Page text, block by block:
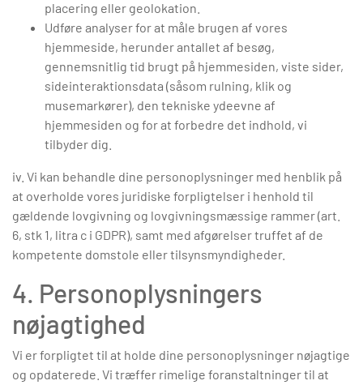
placering eller geolokation.
Udføre analyser for at måle brugen af vores
hjemmeside, herunder antallet af besøg,
gennemsnitlig tid brugt på hjemmesiden, viste sider,
sideinteraktionsdata (såsom rulning, klik og
musemarkører), den tekniske ydeevne af
hjemmesiden og for at forbedre det indhold, vi
tilbyder dig.
iv. Vi kan behandle dine personoplysninger med henblik på
at overholde vores juridiske forpligtelser i henhold til
gældende lovgivning og lovgivningsmæssige rammer (art.
6, stk 1, litra c i GDPR), samt med afgørelser truffet af de
kompetente domstole eller tilsynsmyndigheder.
4. Personoplysningers
nøjagtighed
Vi er forpligtet til at holde dine personoplysninger nøjagtige
og opdaterede. Vi træffer rimelige foranstaltninger til at